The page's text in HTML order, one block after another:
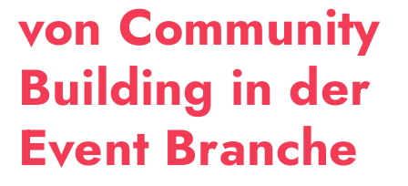
von Community
Building in der
Event Branche